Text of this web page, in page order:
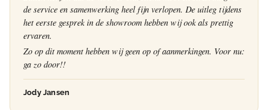
de service en samenwerking heel fijn verlopen. De uitleg tijdens
het eerste gesprek in de showroom hebben wij ook als prettig
ervaren.
Zo op dit moment hebben wij geen op of aanmerkingen. Voor nu:
ga zo door!!
Jody Jansen